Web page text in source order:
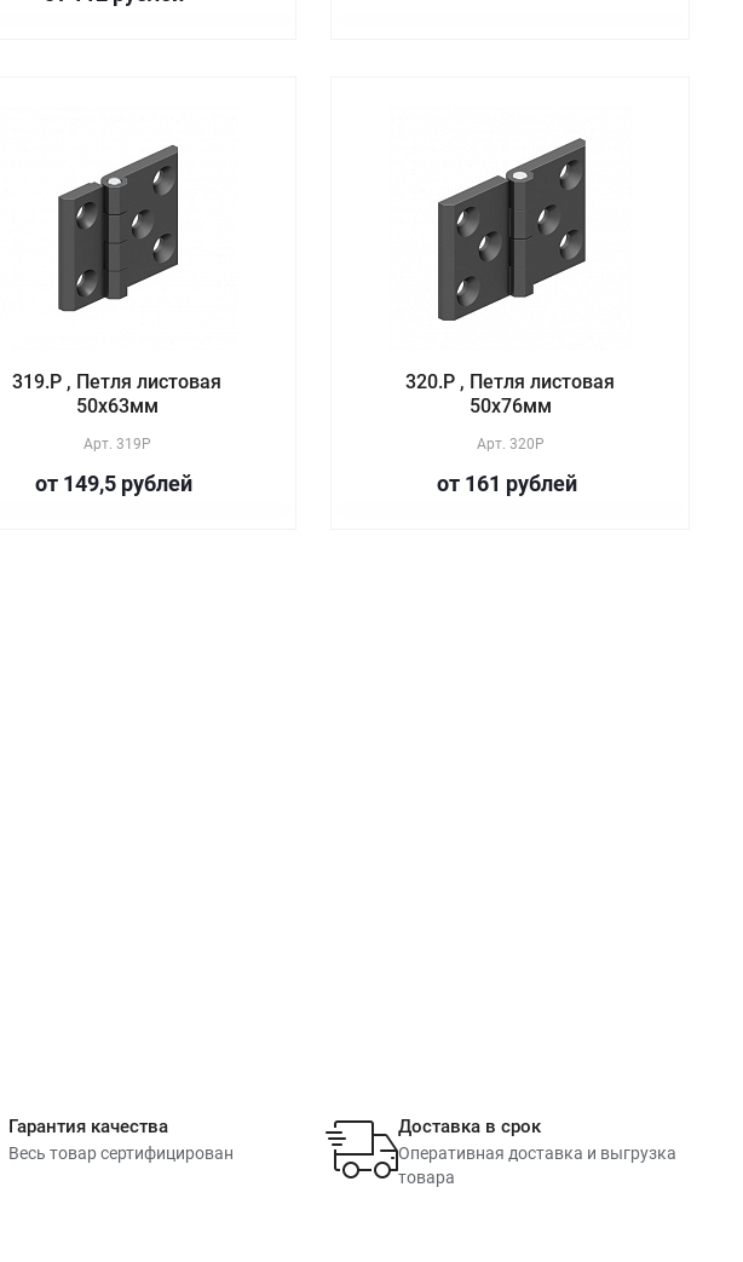
319.P , Петля листовая
50х63мм
Арт. 319P
от 149,5 рублей
320.P , Петля листовая
50х76мм
Арт. 320P
от 161 рублей
Гарантия качества
Весь товар сертифицирован
Доставка в срок
Оперативная доставка и выгрузка
товара